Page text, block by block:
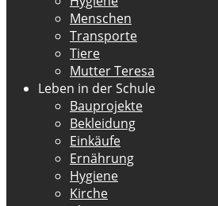
Menschen
Transporte
Tiere
Mutter Teresa
Leben in der Schule
Bauprojekte
Bekleidung
Einkäufe
Ernährung
Hygiene
Kirche